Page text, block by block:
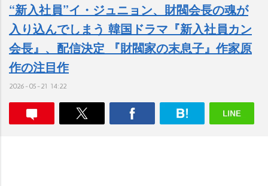
“新入社員”イ・ジュニョン、財閥会長の魂が
入り込んでしまう 韓国ドラマ『新入社員カン
会長』、配信決定 『財閥家の末息子』作家原
作の注目作
2026-05-21 14:22